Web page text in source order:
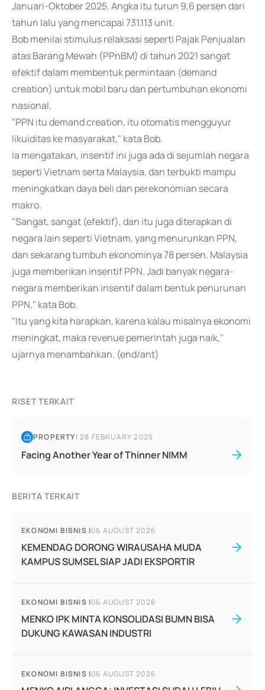
Januari-Oktober 2025. Angka itu turun 9,6 persen dari
tahun lalu yang mencapai 731.113 unit.
Bob menilai stimulus relaksasi seperti Pajak Penjualan
atas Barang Mewah (PPnBM) di tahun 2021 sangat
efektif dalam membentuk permintaan (demand
creation) untuk mobil baru dan pertumbuhan ekonomi
nasional.
"PPN itu demand creation, itu otomatis mengguyur
likuiditas ke masyarakat," kata Bob.
Ia mengatakan, insentif ini juga ada di sejumlah negara
seperti Vietnam serta Malaysia, dan terbukti mampu
meningkatkan daya beli dan perekonomian secara
makro.
"Sangat, sangat (efektif), dan itu juga diterapkan di
negara lain seperti Vietnam, yang menurunkan PPN,
dan sekarang tumbuh ekonominya 78 persen. Malaysia
juga memberikan insentif PPN. Jadi banyak negara-
negara memberikan insentif dalam bentuk penurunan
PPN," kata Bob.
"Itu yang kita harapkan, karena kalau misalnya ekonomi
meningkat, maka revenue pemerintah juga naik,"
ujarnya menambahkan. (end/ant)
RISET TERKAIT
PROPERTY|28 FEBRUARY 2025
Facing Another Year of Thinner NIMM
BERITA TERKAIT
EKONOMI BISNIS |06 AUGUST 2026
KEMENDAG DORONG WIRAUSAHA MUDA
KAMPUS SUMSEL SIAP JADI EKSPORTIR
EKONOMI BISNIS |06 AUGUST 2026
MENKO IPK MINTA KONSOLIDASI BUMN BISA
DUKUNG KAWASAN INDUSTRI
EKONOMI BISNIS |06 AUGUST 2026